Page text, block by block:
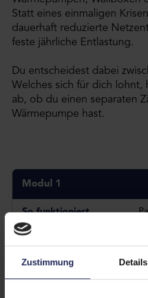
Zustimmung Details
Statt eines einmaligen
dauerhaft reduzierte
feste jährliche Entlastung.
Du entscheidest dabei
Welches sich für dich lohnt,
ab, ob du einen separaten
Wärmepumpe hast.
Modul 1
Kein
Rund